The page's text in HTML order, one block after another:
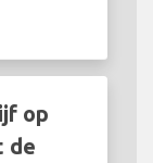
op
de